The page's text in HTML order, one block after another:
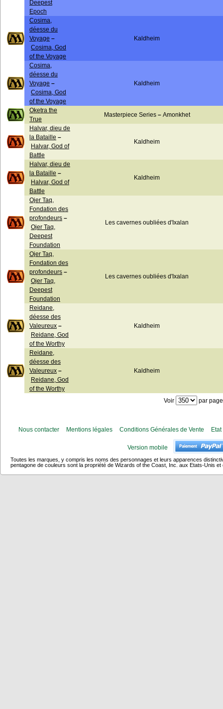
Deepest
Epoch
Cosima,
déesse du
Voyage –
Cosima, God
of the Voyage
Kaldheim
Cosima,
déesse du
Voyage –
Cosima, God
of the Voyage
Kaldheim
Oketra the
True
Masterpiece Series– Amonkhet
Halvar, dieu de
la Bataille –
Halvar, God of
Battle
Kaldheim
Halvar, dieu de
la Bataille –
Halvar, God of
Battle
Kaldheim
Ojer Taq,
Fondation des
profondeurs –
Ojer Taq,
Deepest
Foundation
Les cavernes oubliées d'Ixalan
Ojer Taq,
Fondation des
profondeurs –
Ojer Taq,
Deepest
Foundation
Les cavernes oubliées d'Ixalan
Reidane,
déesse des
Valeureux –
Reidane, God
of the Worthy
Kaldheim
Reidane,
déesse des
Valeureux –
Reidane, God
of the Worthy
Kaldheim
Voir par page
Nous contacter Mentions légales Conditions Générales de Vente
Version mobile
Toutes les marques, y compris les noms des personnages et leurs apparences
pentagone de couleurs sont la propriété de Wizards of the Coast, Inc. aux Etats-Unis